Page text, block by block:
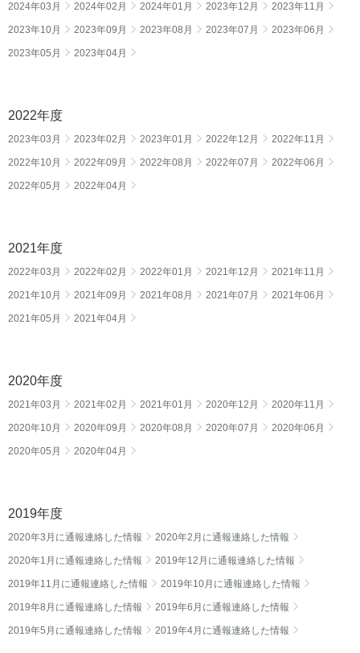
2024年03月 2024年02月 2024年01月 2023年12月 2023年11月
2023年10月 2023年09月 2023年08月 2023年07月 2023年06月
2023年05月 2023年04月
2022年度
2023年03月 2023年02月 2023年01月 2022年12月 2022年11月
2022年10月 2022年09月 2022年08月 2022年07月 2022年06月
2022年05月 2022年04月
2021年度
2022年03月 2022年02月 2022年01月 2021年12月 2021年11月
2021年10月 2021年09月 2021年08月 2021年07月 2021年06月
2021年05月 2021年04月
2020年度
2021年03月 2021年02月 2021年01月 2020年12月 2020年11月
2020年10月 2020年09月 2020年08月 2020年07月 2020年06月
2020年05月 2020年04月
2019年度
2020年3月に通報連絡した情報 2020年2月に通報連絡した情報
2020年1月に通報連絡した情報 2019年12月に通報連絡した情報
2019年11月に通報連絡した情報 2019年10月に通報連絡した情報
2019年8月に通報連絡した情報 2019年6月に通報連絡した情報
2019年5月に通報連絡した情報 2019年4月に通報連絡した情報